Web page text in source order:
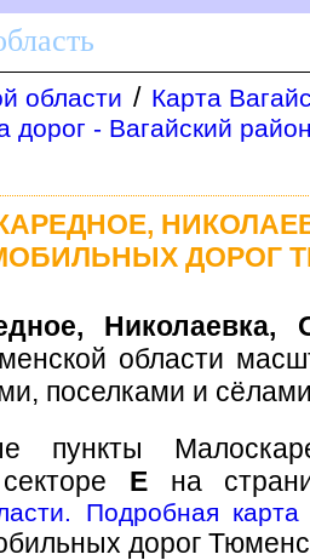
области / Карта
дорог - Вагайский
ДОРОГ
Николаевка,
области
поселками и
пункты
Ена
Подробная
дорог